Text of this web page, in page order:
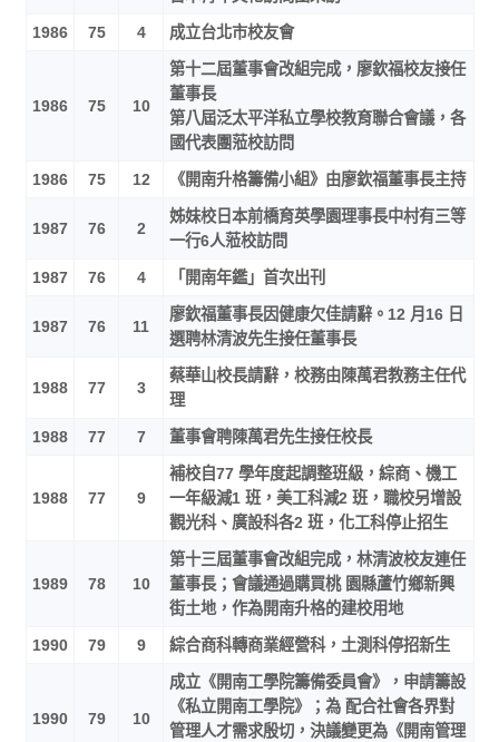
1986 75 4 成立台北市校友會
1986 75 10
第十二屆董事會改組完成，廖欽福校友接任
董事長
第八屆泛太平洋私立學校教育聯合會議，各
國代表團蒞校訪問
1986 75 12 《開南升格籌備小組》由廖欽福董事長主持
1987 76 2
姊妹校日本前橋育英學園理事長中村有三等
一行6人蒞校訪問
1987 76 4 「開南年鑑」首次出刊
1987 76 11
廖欽福董事長因健康欠佳請辭。12 月16 日
選聘林清波先生接任董事長
1988 77 3
蔡華山校長請辭，校務由陳萬君教務主任代
理
1988 77 7 董事會聘陳萬君先生接任校長
1988 77 9
補校自77 學年度起調整班級，綜商、機工
一年級減1 班，美工科減2 班，職校另增設
觀光科、廣設科各2 班，化工科停止招生
1989 78 10
第十三屆董事會改組完成，林清波校友連任
董事長；會議通過購買桃 園縣蘆竹鄉新興
街土地，作為開南升格的建校用地
1990 79 9 綜合商科轉商業經營科，土測科停招新生
1990 79 10
成立《開南工學院籌備委員會》，申請籌設
《私立開南工學院》；為 配合社會各界對
管理人才需求殷切，決議變更為《開南管理